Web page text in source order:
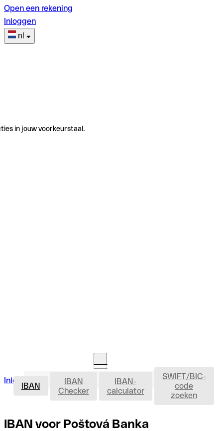
Open een rekening
Inloggen
nl
in jouw voorkeurstaal.
Inloggen Rekening openen IBAN
IBAN
IBAN
Checker
IBAN-
calculator
SWIFT/BIC-
code
zoeken
IBAN voor Poštová Banka